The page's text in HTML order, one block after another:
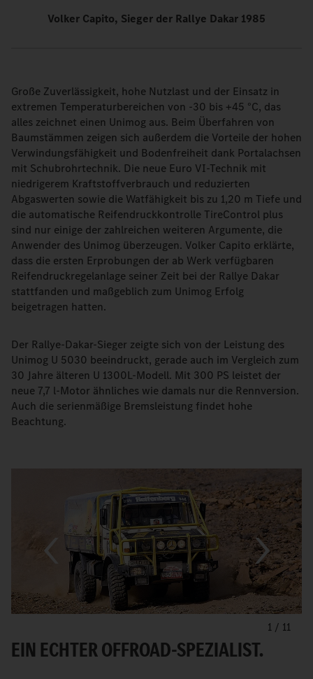
Volker Capito, Sieger der Rallye Dakar 1985
Große Zuverlässigkeit, hohe Nutzlast und der Einsatz in
extremen Temperaturbereichen von -30 bis +45 °C, das
alles zeichnet einen Unimog aus. Beim Überfahren von
Baumstämmen zeigen sich außerdem die Vorteile der hohen
Verwindungsfähigkeit und Bodenfreiheit dank Portalachsen
mit Schubrohrtechnik. Die neue Euro VI-Technik mit
niedrigerem Kraftstoffverbrauch und reduzierten
Abgaswerten sowie die Watfähigkeit bis zu 1,20 m Tiefe und
die automatische Reifendruckkontrolle TireControl plus
sind nur einige der zahlreichen weiteren Argumente, die
Anwender des Unimog überzeugen. Volker Capito erklärte,
dass die ersten Erprobungen der ab Werk verfügbaren
Reifendruckregelanlage seiner Zeit bei der Rallye Dakar
stattfanden und maßgeblich zum Unimog Erfolg
beigetragen hatten.
Der Rallye-Dakar-Sieger zeigte sich von der Leistung des
Unimog U 5030 beeindruckt, gerade auch im Vergleich zum
30 Jahre älteren U 1300L-Modell. Mit 300 PS leistet der
neue 7,7 l-Motor ähnliches wie damals nur die Rennversion.
Auch die serienmäßige Bremsleistung findet hohe
Beachtung.
1 / 11
EIN ECHTER OFFROAD-SPEZIALIST.